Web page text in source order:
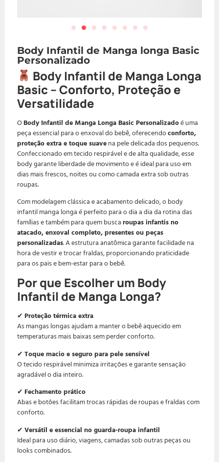
Body Infantil de Manga longa Basic
Personalizado
Body Infantil de Manga Longa
Basic – Conforto, Proteção e
Versatilidade
O Body Infantil de Manga Longa Basic Personalizadoé uma
peça essencial para o enxoval do bebê, oferecendoconforto,
proteção extra e toque suave na pele delicada dos pequenos.
Confeccionado em tecido respirável e de alta qualidade, esse
body garante liberdade de movimento e é ideal para uso em
dias mais frescos, noites ou como camada extra sob outras
roupas.
Com modelagem clássica e acabamento delicado, o body
infantil manga longa é perfeito para o dia a dia da rotina das
famílias e também para quem busca roupas infantis no
atacado, enxoval completo, presentes ou peças
personalizadas. A estrutura anatômica garante facilidade na
hora de vestir e trocar fraldas, proporcionando praticidade
para os pais e bem-estar para o bebê.
Por que Escolher um Body
Infantil de Manga Longa?
✔ Proteção térmica extra
As mangas longas ajudam a manter o bebê aquecido em
temperaturas mais baixas sem perder conforto.
✔ Toque macio e seguro para pele sensível
O tecido respirável minimiza irritações e garante sensação
agradável o dia inteiro.
✔ Fechamento prático
Abas e botões facilitam trocas rápidas de roupas e fraldas com
conforto.
✔ Versátil e essencial no guarda-roupa infantil
Ideal para uso diário, viagens, camadas sob outras peças ou
looks combinados.